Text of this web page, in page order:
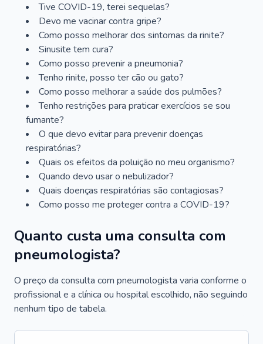
Tive COVID-19, terei sequelas?
Devo me vacinar contra gripe?
Como posso melhorar dos sintomas da rinite?
Sinusite tem cura?
Como posso prevenir a pneumonia?
Tenho rinite, posso ter cão ou gato?
Como posso melhorar a saúde dos pulmões?
Tenho restrições para praticar exercícios se sou
fumante?
O que devo evitar para prevenir doenças
respiratórias?
Quais os efeitos da poluição no meu organismo?
Quando devo usar o nebulizador?
Quais doenças respiratórias são contagiosas?
Como posso me proteger contra a COVID-19?
Quanto custa uma consulta com
pneumologista?
O preço da consulta com pneumologista varia conforme o
profissional e a clínica ou hospital escolhido, não seguindo
nenhum tipo de tabela.